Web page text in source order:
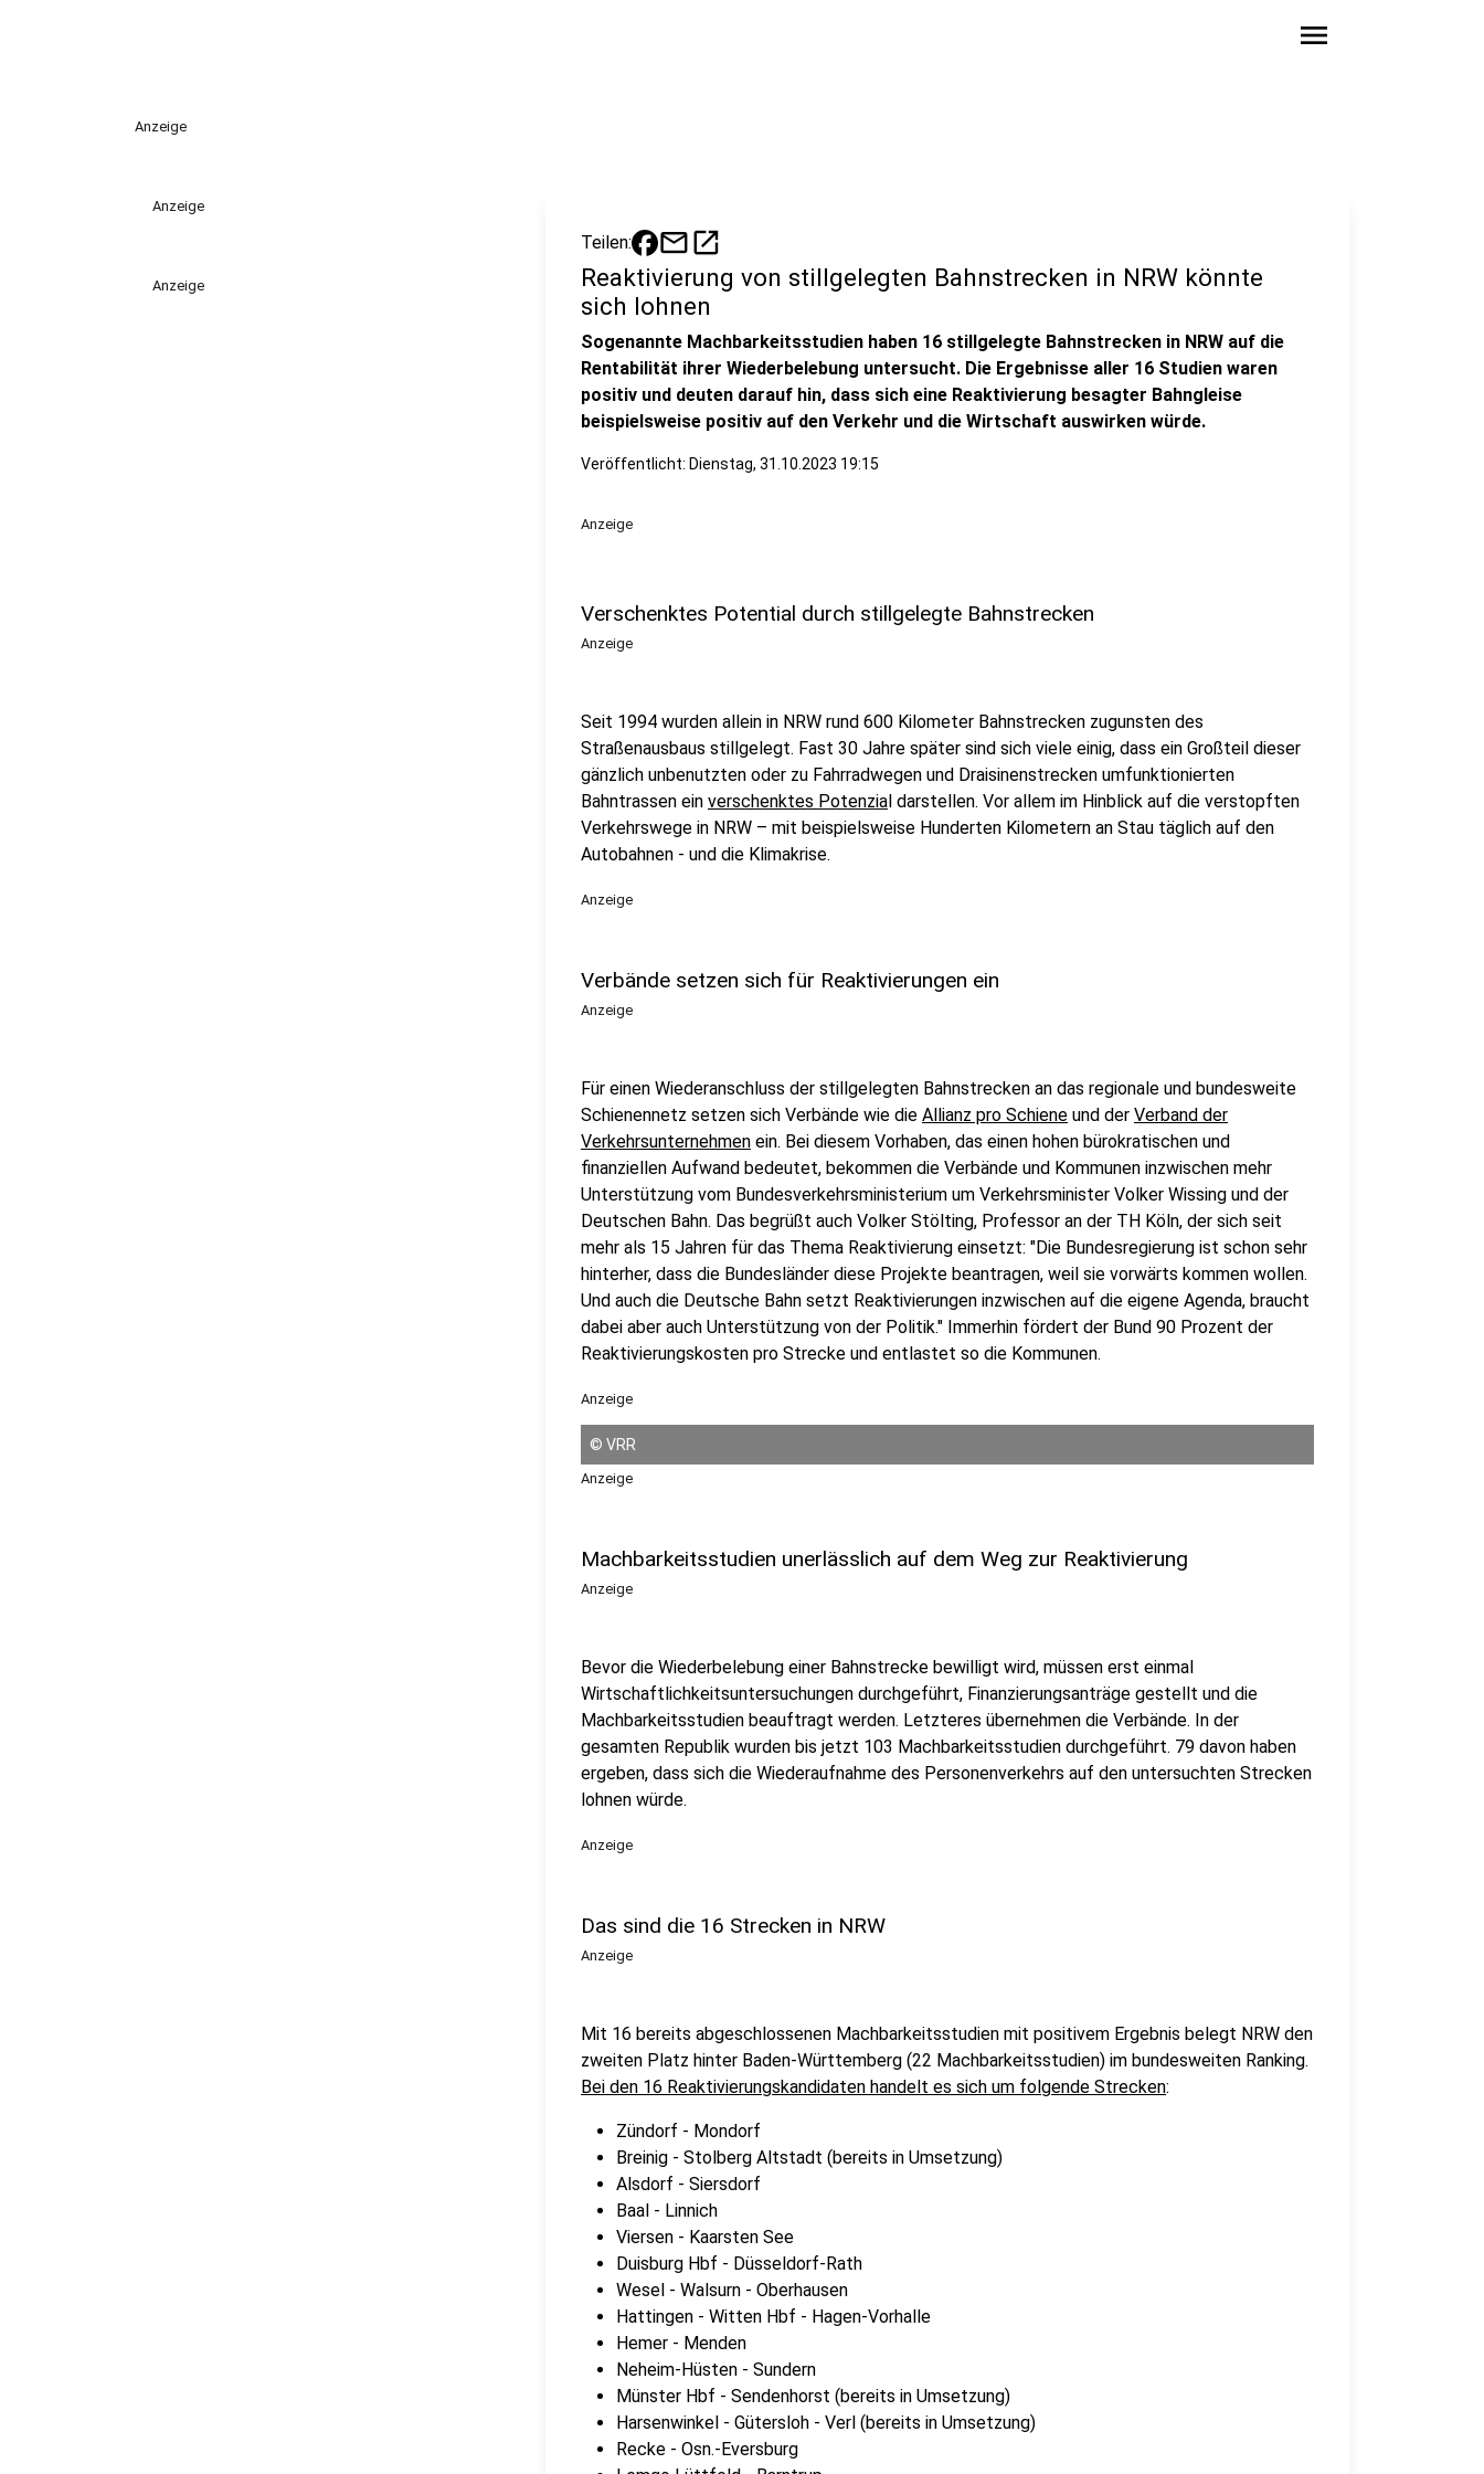
menu
Anzeige
Anzeige
Anzeige
Teilen: mailopen_in_new
Reaktivierung von stillgelegten Bahnstrecken in NRW könnte
sich lohnen
Sogenannte Machbarkeitsstudien haben 16 stillgelegte Bahnstrecken in NRW auf die
Rentabilität ihrer Wiederbelebung untersucht. Die Ergebnisse aller 16 Studien waren
positiv und deuten darauf hin, dass sich eine Reaktivierung besagter Bahngleise
beispielsweise positiv auf den Verkehr und die Wirtschaft auswirken würde.
Veröffentlicht: Dienstag, 31.10.2023 19:15
Anzeige
Verschenktes Potential durch stillgelegte Bahnstrecken
Anzeige
Seit 1994 wurden allein in NRW rund 600 Kilometer Bahnstrecken zugunsten des
Straßenausbaus stillgelegt. Fast 30 Jahre später sind sich viele einig, dass ein Großteil dieser
gänzlich unbenutzten oder zu Fahrradwegen und Draisinenstrecken umfunktionierten
Bahntrassen ein verschenktes Potenzial darstellen. Vor allem im Hinblick auf die verstopften
Verkehrswege in NRW – mit beispielsweise Hunderten Kilometern an Stau täglich auf den
Autobahnen - und die Klimakrise.
Anzeige
Verbände setzen sich für Reaktivierungen ein
Anzeige
Für einen Wiederanschluss der stillgelegten Bahnstrecken an das regionale und bundesweite
Schienennetz setzen sich Verbände wie die Allianz pro Schiene und der Verband der
Verkehrsunternehmen ein. Bei diesem Vorhaben, das einen hohen bürokratischen und
finanziellen Aufwand bedeutet, bekommen die Verbände und Kommunen inzwischen mehr
Unterstützung vom Bundesverkehrsministerium um Verkehrsminister Volker Wissing und der
Deutschen Bahn. Das begrüßt auch Volker Stölting, Professor an der TH Köln, der sich seit
mehr als 15 Jahren für das Thema Reaktivierung einsetzt: "Die Bundesregierung ist schon sehr
hinterher, dass die Bundesländer diese Projekte beantragen, weil sie vorwärts kommen wollen.
Und auch die Deutsche Bahn setzt Reaktivierungen inzwischen auf die eigene Agenda, braucht
dabei aber auch Unterstützung von der Politik." Immerhin fördert der Bund 90 Prozent der
Reaktivierungskosten pro Strecke und entlastet so die Kommunen.
Anzeige
© VRR
Anzeige
Machbarkeitsstudien unerlässlich auf dem Weg zur Reaktivierung
Anzeige
Bevor die Wiederbelebung einer Bahnstrecke bewilligt wird, müssen erst einmal
Wirtschaftlichkeitsuntersuchungen durchgeführt, Finanzierungsanträge gestellt und die
Machbarkeitsstudien beauftragt werden. Letzteres übernehmen die Verbände. In der
gesamten Republik wurden bis jetzt 103 Machbarkeitsstudien durchgeführt. 79 davon haben
ergeben, dass sich die Wiederaufnahme des Personenverkehrs auf den untersuchten Strecken
lohnen würde.
Anzeige
Das sind die 16 Strecken in NRW
Anzeige
Mit 16 bereits abgeschlossenen Machbarkeitsstudien mit positivem Ergebnis belegt NRW den
zweiten Platz hinter Baden-Württemberg (22 Machbarkeitsstudien) im bundesweiten Ranking.
Bei den 16 Reaktivierungskandidaten handelt es sich um folgende Strecken:
Zündorf - Mondorf
Breinig - Stolberg Altstadt (bereits in Umsetzung)
Alsdorf - Siersdorf
Baal - Linnich
Viersen - Kaarsten See
Duisburg Hbf - Düsseldorf-Rath
Wesel - Walsurn - Oberhausen
Hattingen - Witten Hbf - Hagen-Vorhalle
Hemer - Menden
Neheim-Hüsten - Sundern
Münster Hbf - Sendenhorst (bereits in Umsetzung)
Harsenwinkel - Gütersloh - Verl (bereits in Umsetzung)
Recke - Osn.-Eversburg